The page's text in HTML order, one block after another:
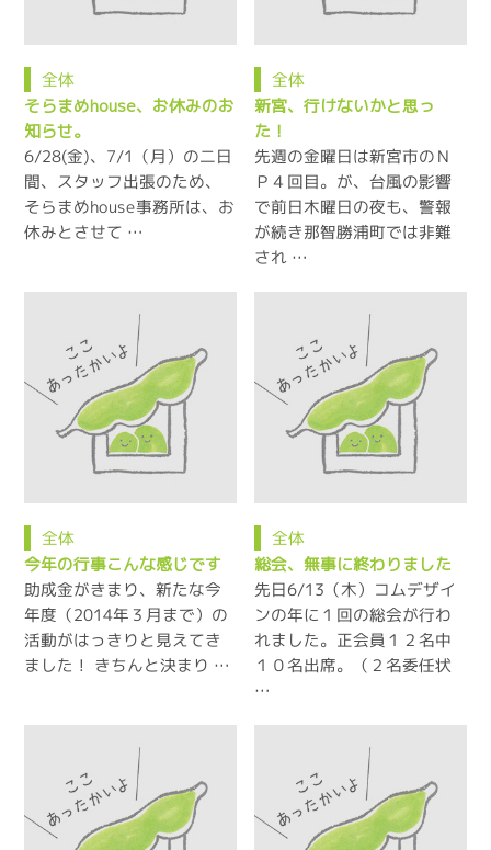
全体
そらまめhouse、お休みのお
知らせ。
6/28(金)、7/1（月）の二日
間、スタッフ出張のため、
そらまめhouse事務所は、お
休みとさせて …
全体
新宮、行けないかと思っ
た！
先週の金曜日は新宮市のＮ
Ｐ４回目。が、台風の影響
で前日木曜日の夜も、警報
が続き那智勝浦町では非難
され …
全体
今年の行事こんな感じです
助成金がきまり、新たな今
年度（2014年３月まで）の
活動がはっきりと見えてき
ました！ きちんと決まり …
全体
総会、無事に終わりました
先日6/13（木）コムデザイ
ンの年に１回の総会が行わ
れました。正会員１２名中
１０名出席。（２名委任状
…